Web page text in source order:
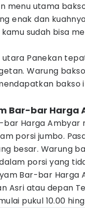
menu utama
enak dan
sudah bisa
utara Panekan
Warung
bakso
Bar-bar Harga
bar Harga
porsi jumbo.
besar. Warung
porsi yang
Bar-bar Harga
Asri atau depan
pukul 10.00